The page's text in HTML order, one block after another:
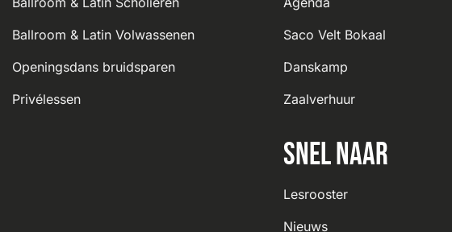
Ballroom & Latin Volwassenen
Openingsdans bruidsparen
Privélessen
Saco Velt Bokaal
Danskamp
Zaalverhuur
Snel naar
Lesrooster
Nieuws